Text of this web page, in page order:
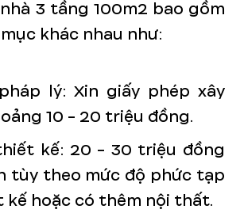
3 tầng 100m2 bao gồm
khác nhau như:
lý: Xin giấy phép xây
10 - 20 triệu đồng.
kế: 20 - 30 triệu đồng
tùy theo mức độ phức tạp
kế hoặc có thêm nội thất.